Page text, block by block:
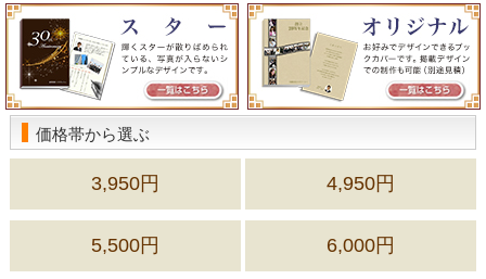
価格帯から選ぶ
3,950円 4,950円
5,500円 6,000円